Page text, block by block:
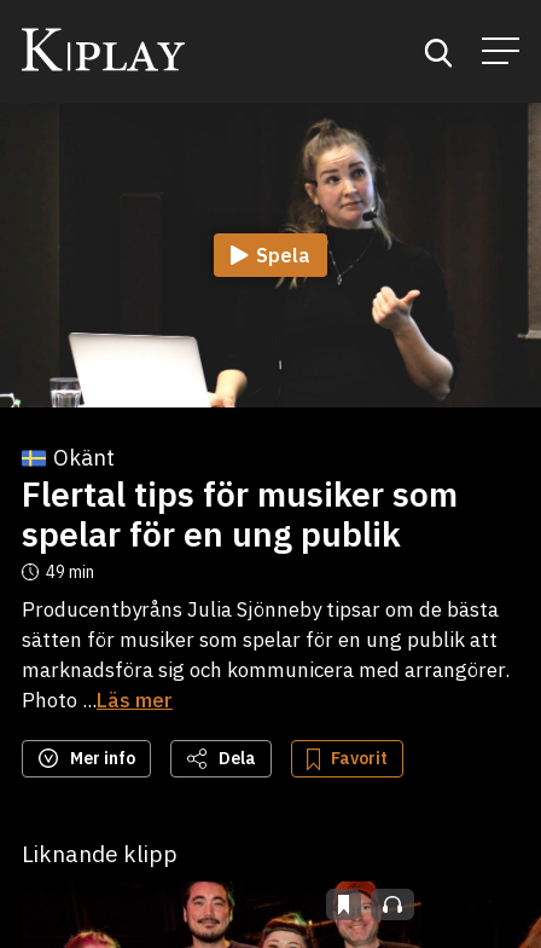
Kategorier
Mina favoriter
Spela
Okänt
Flertal tips för musiker som
spelar för en ung publik
49 min
Producentbyråns Julia Sjönneby tipsar om de bästa
sätten för musiker som spelar för en ung publik att
marknadsföra sig och kommunicera med arrangörer.
Photo ...Läs mer
Mer info Dela Favorit
Liknande klipp